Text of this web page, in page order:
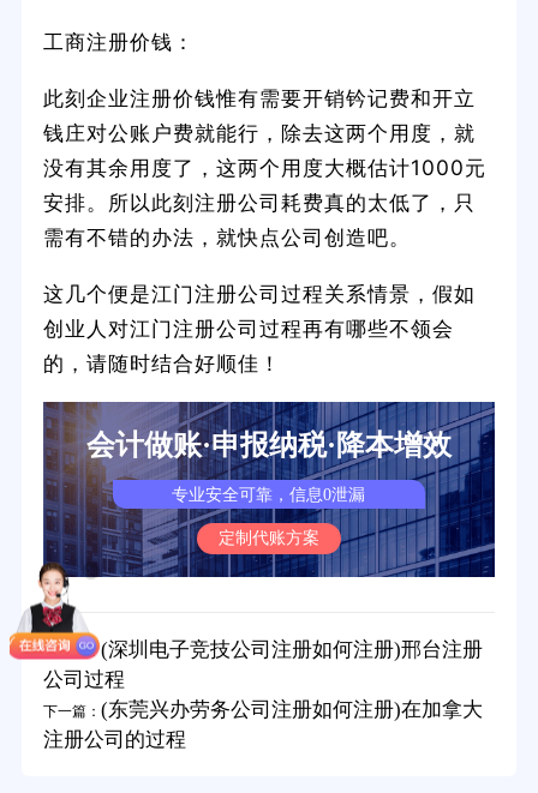
工商注册价钱：
此刻企业注册价钱惟有需要开销钤记费和开立
钱庄对公账户费就能行，除去这两个用度，就
没有其余用度了，这两个用度大概估计1000元
安排。所以此刻注册公司耗费真的太低了，只
需有不错的办法，就快点公司创造吧。
这几个便是江门注册公司过程关系情景，假如
创业人对江门注册公司过程再有哪些不领会
的，请随时结合好顺佳！
会计做账·申报纳税·降本增效
专业安全可靠，信息0泄漏
定制代账方案
上一篇：(深圳电子竞技公司注册如何注册)邢台注册
公司过程
下一篇： (东莞兴办劳务公司注册如何注册)在加拿大
注册公司的过程